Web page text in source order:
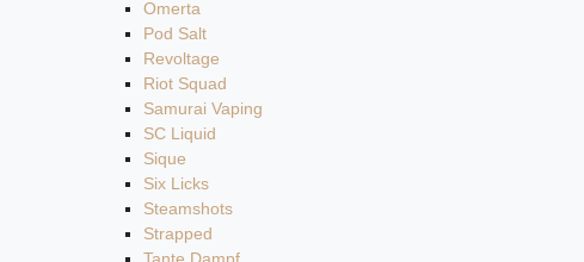
Omerta
Pod Salt
Revoltage
Riot Squad
Samurai Vaping
SC Liquid
Sique
Six Licks
Steamshots
Strapped